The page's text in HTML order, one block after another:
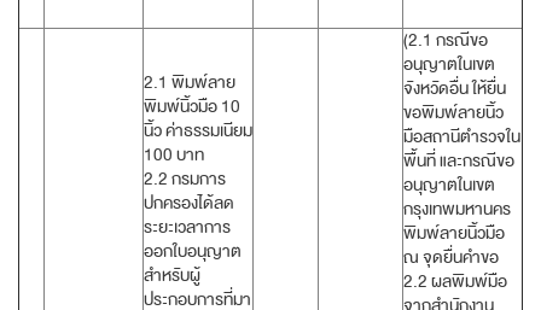
2.1 พิมพ์ลาย
พิมพ์นิ้วมือ 10
นิ้ว ค่าธรรมเนียม
100 บาท
2.2 กรมการ
ปกครองได้ลด
ระยะเวลาการ
ออกใบอนุญาต
สำหรับผู้
ประกอบการที่มา
(2.1 กรณีขอ
อนุญาตในเขต
จังหวัดอื่น ให้ยื่น
ขอพิมพ์ลายนิ้ว
มือสถานีตำรวจใน
พื้นที่ และกรณีขอ
อนุญาตในเขต
กรุงเทพมหานคร
พิมพ์ลายนิ้วมือ
ณ จุดยื่นคำขอ
2.2 ผลพิมพ์มือ